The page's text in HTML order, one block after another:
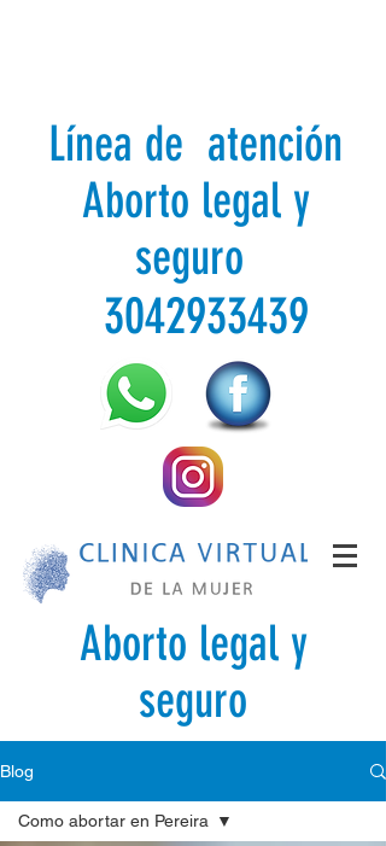
Línea de atención
Aborto legal y
seguro
3042933439
Aborto legal y
seguro
Blog
Como abortar en Pereira